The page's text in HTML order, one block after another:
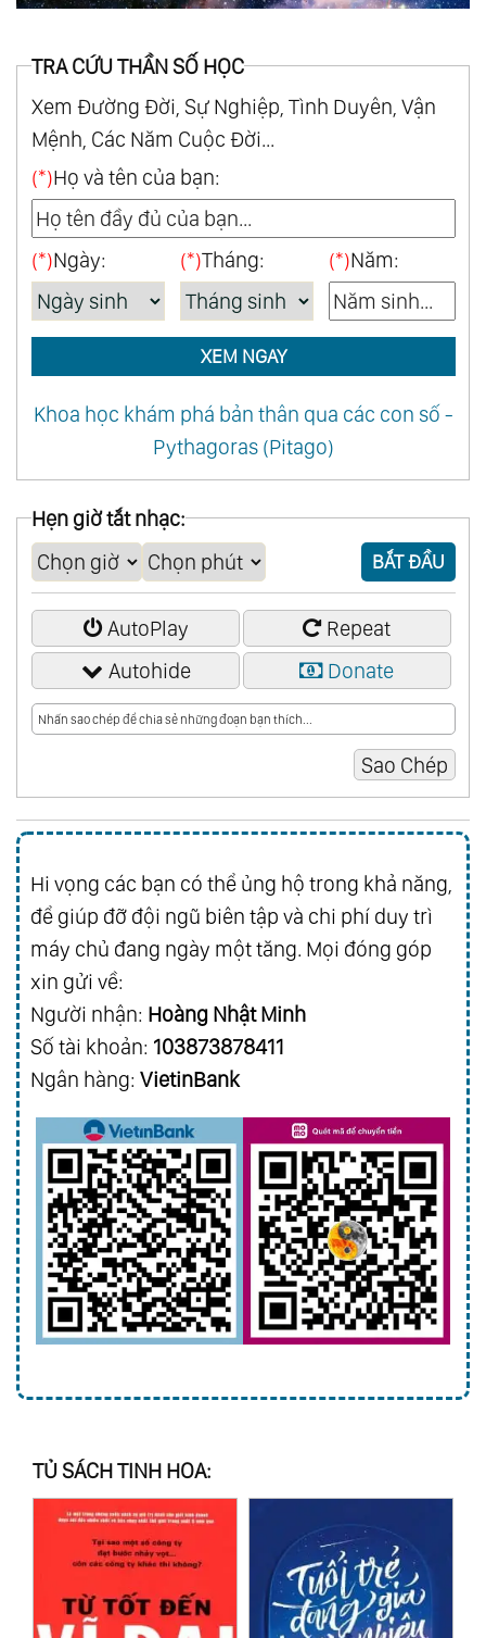
TRA CỨU THẦN SỐ HỌC
Xem Đường Đời, Sự Nghiệp, Tình Duyên, Vận
Mệnh, Các Năm Cuộc Đời...
(*)Họ và tên của bạn:
(*)Ngày: (*)Tháng: (*)Năm:
XEM NGAY
Khoa học khám phá bản thân qua các con số -
Pythagoras (Pitago)
Hẹn giờ tắt nhạc:
BẮT ĐẦU
AutoPlay
Repeat
Autohide
Donate
Hi vọng các bạn có thể ủng hộ trong khả năng,
để giúp đỡ đội ngũ biên tập và chi phí duy trì
máy chủ đang ngày một tăng. Mọi đóng góp
xin gửi về:
Người nhận: Hoàng Nhật Minh
Số tài khoản: 103873878411
Ngân hàng: VietinBank
TỦ SÁCH TINH HOA: